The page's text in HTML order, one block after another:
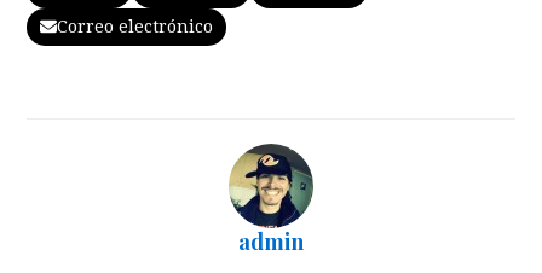
Correo electrónico
admin